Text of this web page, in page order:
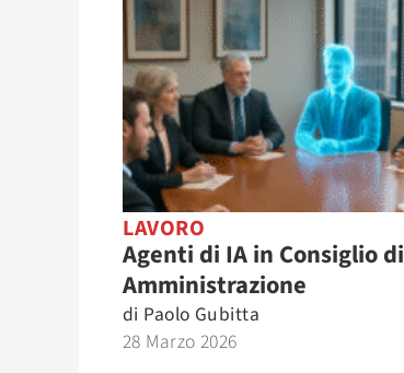
LAVORO
Agenti di IA in Consiglio di
Amministrazione
di Paolo Gubitta
28 Marzo 2026